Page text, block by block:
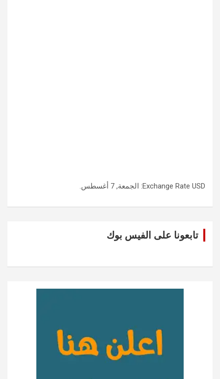
Exchange Rate USD : الجمعة, 7 أغسطس.
تابعونا على الفيس بوك